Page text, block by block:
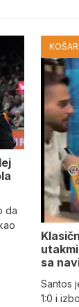
da
sa
Santos
1:0 i